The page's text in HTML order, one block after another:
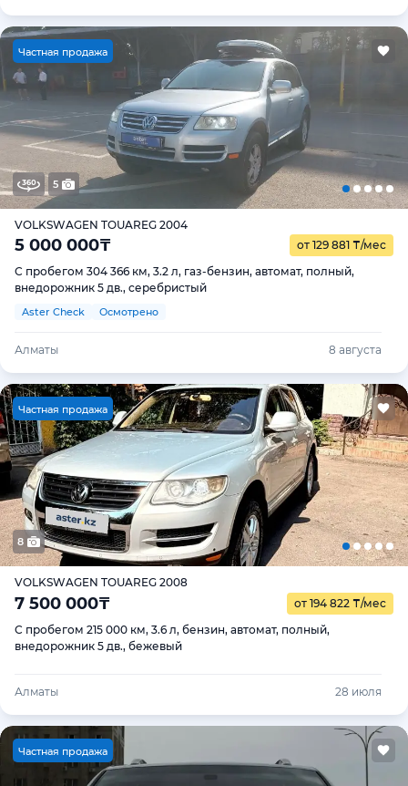
Частная продажа
5
VOLKSWAGEN TOUAREG 2004
5 000 000₸ от 129 881 ₸/мес
С пробегом 304 366 км, 3.2 л, газ-бензин, автомат, полный,
внедорожник 5 дв., серебристый
Aster Check Осмотрено
Алматы 8 августа
Частная продажа
8
VOLKSWAGEN TOUAREG 2008
7 500 000₸ от 194 822 ₸/мес
С пробегом 215 000 км, 3.6 л, бензин, автомат, полный,
внедорожник 5 дв., бежевый
Алматы 28 июля
Частная продажа